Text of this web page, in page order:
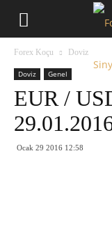
Forex Koçu Doviz
Doviz Genel
EUR /
Ocak 29 2016 12:58